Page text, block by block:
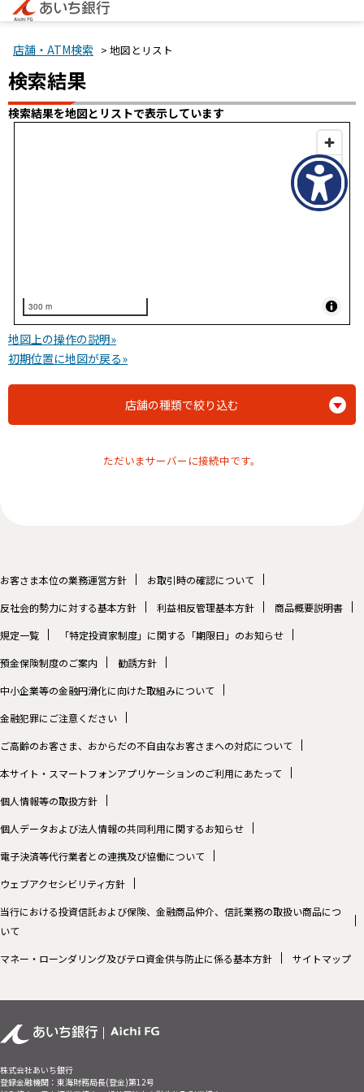
店舗・ATM検索 > 地図とリスト
検索結果
検索結果を地図とリストで表示しています
300 m
地図上の操作の説明»
初期位置に地図が戻る»
店舗の種類で絞り込む
ただいまサーバーに接続中です。
お客さま本位の業務運営方針
お取引時の確認について
反社会的勢力に対する基本方針
利益相反管理基本方針
商品概要説明書
規定一覧
「特定投資家制度」に関する「期限日」のお知らせ
預金保険制度のご案内
勧誘方針
中小企業等の金融円滑化に向けた取組みについて
金融犯罪にご注意ください
ご高齢のお客さま、おからだの不自由なお客さまへの対応について
本サイト・スマートフォンアプリケーションのご利用にあたって
個人情報等の取扱方針
個人データおよび法人情報の共同利用に関するお知らせ
電子決済等代行業者との連携及び協働について
ウェブアクセシビリティ方針
当行における投資信託および保険、金融商品仲介、信託業務の取扱い商品につ
いて
マネー・ローンダリング及びテロ資金供与防止に係る基本方針
サイトマップ
株式会社あいち銀行
登録金融機関：東海財務局長(登金)第12号